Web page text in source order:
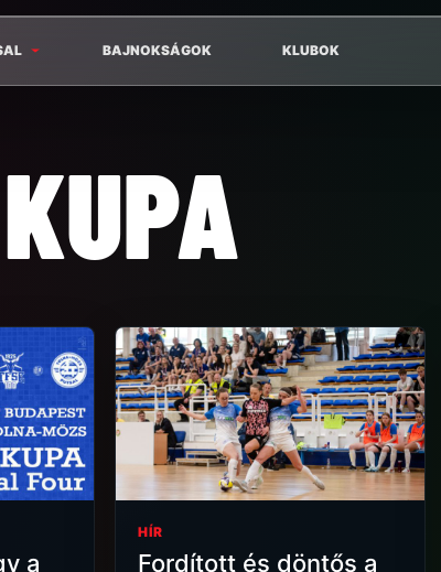
BAJNOKSÁGOK KLUBOK
a
HÍR
Fordított és döntős a